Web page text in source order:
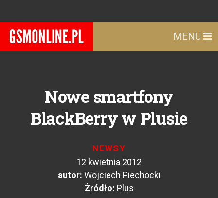
MENU
Nowe smartfony
BlackBerry w Plusie
NEWSY
12 kwietnia 2012
autor: Wojciech Piechocki
Żródło: Plus